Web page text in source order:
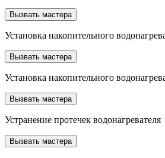
Вызвать мастера
Установка накопительного
Вызвать мастера
Установка накопительного
Вызвать мастера
Устранение протечек водонагревателя
Вызвать мастера